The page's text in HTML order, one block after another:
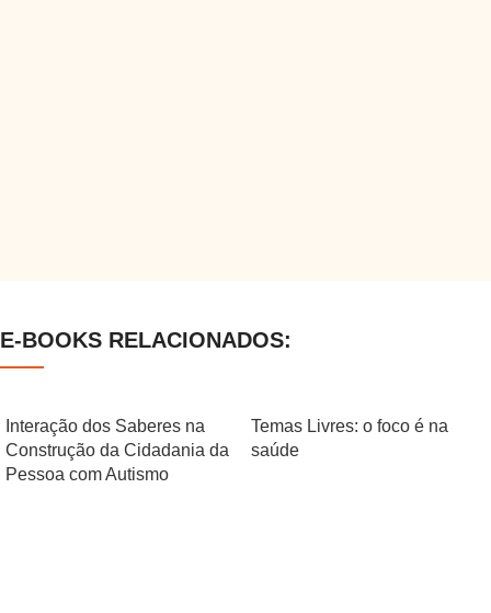
E-BOOKS RELACIONADOS:
Interação dos Saberes na
Construção da Cidadania da
Pessoa com Autismo
Temas Livres: o foco é na
saúde